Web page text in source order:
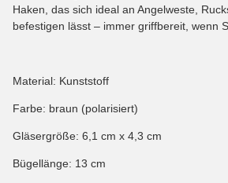
Haken, das sich ideal an Angelweste,
befestigen lässt – immer griffbereit, wenn
Material: Kunststoff
Farbe: braun (polarisiert)
Gläsergröße: 6,1 cm x 4,3 cm
Bügellänge: 13 cm